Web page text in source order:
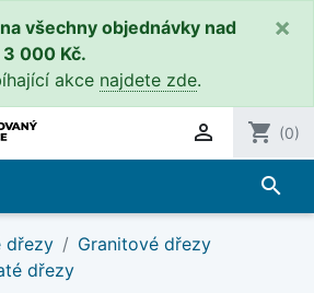
všechny objednávky nad
3 000 Kč.
akce najdete zde.
×
 shopping_cart (0)
search
dřezy
Granitové dřezy
dřezy